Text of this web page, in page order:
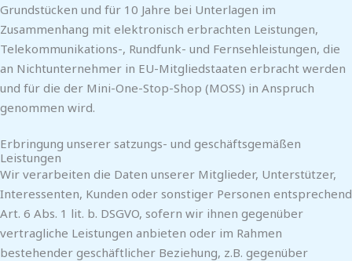
Grundstücken und für 10 Jahre bei Unterlagen im
Zusammenhang mit elektronisch erbrachten Leistungen,
Telekommunikations-, Rundfunk- und Fernsehleistungen, die
an Nichtunternehmer in EU-Mitgliedstaaten erbracht werden
und für die der Mini-One-Stop-Shop (MOSS) in Anspruch
genommen wird.
Erbringung unserer satzungs- und geschäftsgemäßen
Leistungen
Wir verarbeiten die Daten unserer Mitglieder, Unterstützer,
Interessenten, Kunden oder sonstiger Personen entsprechend
Art. 6 Abs. 1 lit. b. DSGVO, sofern wir ihnen gegenüber
vertragliche Leistungen anbieten oder im Rahmen
bestehender geschäftlicher Beziehung, z.B. gegenüber